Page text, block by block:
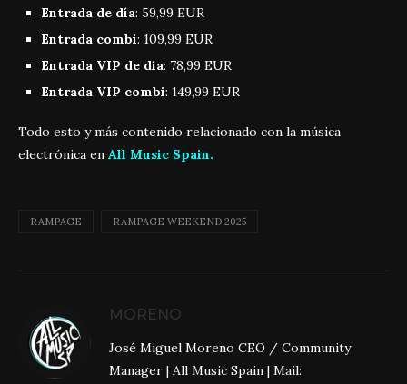
Entrada de día: 59,99 EUR
Entrada combi: 109,99 EUR
Entrada VIP de día: 78,99 EUR
Entrada VIP combi: 149,99 EUR
Todo esto y más contenido relacionado con la música
electrónica en All Music Spain.
RAMPAGE RAMPAGE WEEKEND 2025
MORENO
José Miguel Moreno CEO / Community
Manager | All Music Spain | Mail: